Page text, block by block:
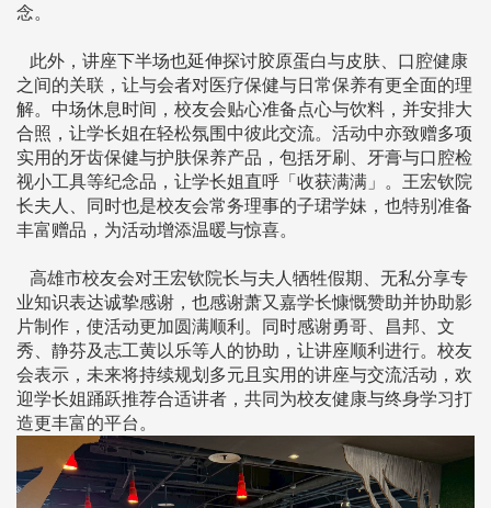
念。
此外，讲座下半场也延伸探讨胶原蛋白与皮肤、口腔健康
之间的关联，让与会者对医疗保健与日常保养有更全面的理
解。中场休息时间，校友会贴心准备点心与饮料，并安排大
合照，让学长姐在轻松氛围中彼此交流。活动中亦致赠多项
实用的牙齿保健与护肤保养产品，包括牙刷、牙膏与口腔检
视小工具等纪念品，让学长姐直呼「收获满满」。王宏钦院
长夫人、同时也是校友会常务理事的子珺学妹，也特别准备
丰富赠品，为活动增添温暖与惊喜。
高雄市校友会对王宏钦院长与夫人牺牲假期、无私分享专
业知识表达诚挚感谢，也感谢萧又嘉学长慷慨赞助并协助影
片制作，使活动更加圆满顺利。同时感谢勇哥、昌邦、文
秀、静芬及志工黄以乐等人的协助，让讲座顺利进行。校友
会表示，未来将持续规划多元且实用的讲座与交流活动，欢
迎学长姐踊跃推荐合适讲者，共同为校友健康与终身学习打
造更丰富的平台。